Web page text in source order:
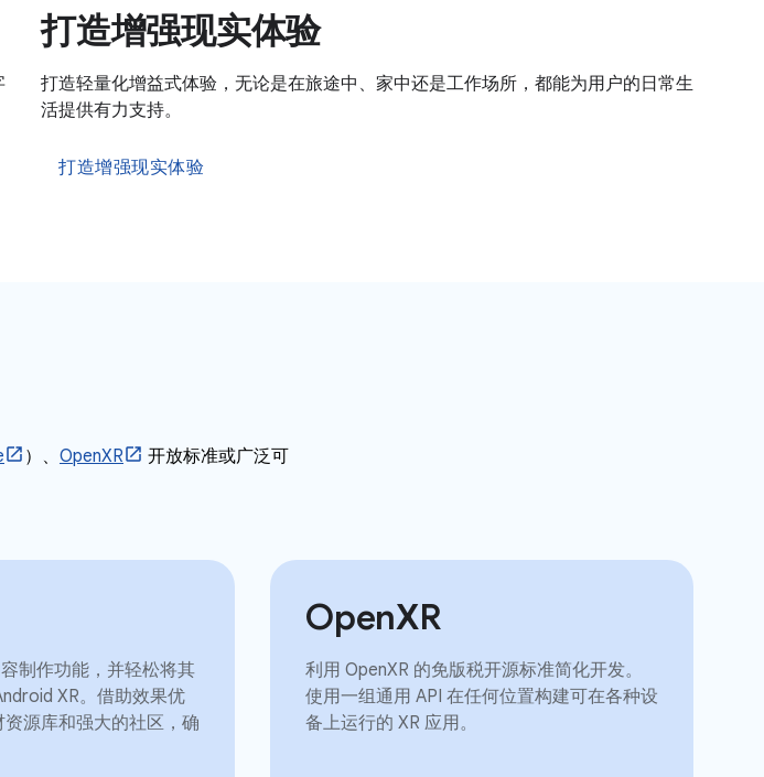
打造增强现实体验
打造轻量化增益式体验，无论是在旅途中、家中还是工作场所，都能为用户的日常生
活提供有力支持。
打造增强现实体验
）、 OpenXR
开放标准或广泛可
制作功能，并轻松将其
XR。借助效果优
源库和强大的社区，确
OpenXR
利用 OpenXR 的免版税开源标准简化开发。
使用一组通用 API 在任何位置构建可在各种设
备上运行的 XR 应用。